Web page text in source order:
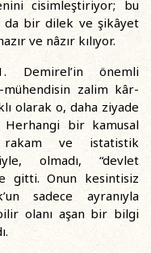
cisimleştiriyor; bu
da bir dilek ve şikâyet
ve nâzır kılıyor.
Demirel’in önemli
mühendisin zalim kâr-
olarak o, daha ziyade
Herhangi bir kamusal
rakam ve istatistik
olmadı, “devlet
gitti. Onun kesintisiz
sadece ayranıyla
olanı aşan bir bilgi